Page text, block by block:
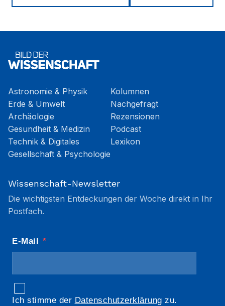
Astronomie & Physik
Erde & Umwelt
Archäologie
Gesundheit & Medizin
Technik & Digitales
Gesellschaft & Psychologie
Kolumnen
Nachgefragt
Rezensionen
Podcast
Lexikon
Wissenschaft-Newsletter
Die wichtigsten Entdeckungen der Woche direkt in Ihr
Postfach.